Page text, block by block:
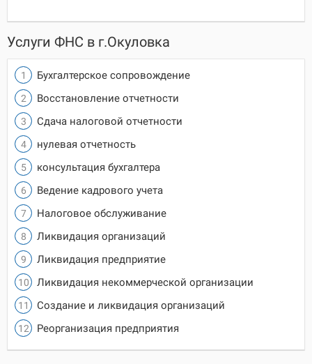
Услуги ФНС в г.Окуловка
Бухгалтерское сопровождение
Восстановление отчетности
Сдача налоговой отчетности
нулевая отчетность
консультация бухгалтера
Ведение кадрового учета
Налоговое обслуживание
Ликвидация организаций
Ликвидация предприятие
Ликвидация некоммерческой организации
Создание и ликвидация организаций
Реорганизация предприятия